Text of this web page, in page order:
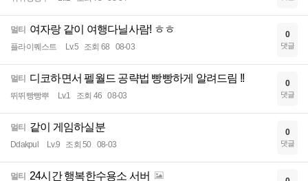
멀티 여자랑 같이 여행다닐사람! ㅎㅎ
플라이퀘스트 Lv.5 조회 68 08-03
0
댓글
멀티 디코하면서 펠월드 공략법 빵빵하게 알려드림 !!
뛰뛰빵빵뿌 Lv.1 조회 46 08-03
0
댓글
멀티 같이 게임하실분
Ddakpul Lv.9 조회 50 08-03
0
댓글
멀티 24시간 행복한수용소 서버